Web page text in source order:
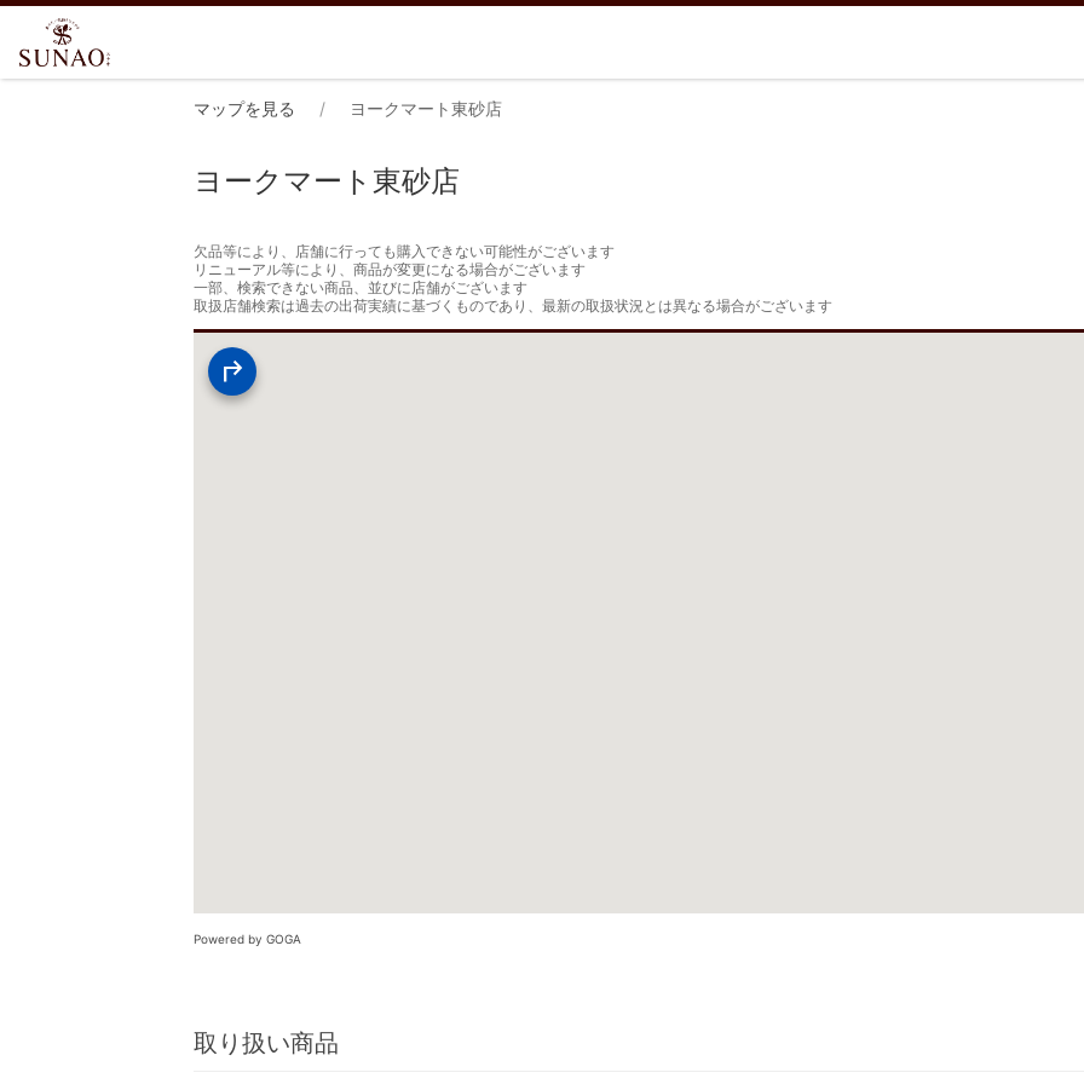
マップを見る ヨークマート東砂店
ヨークマート東砂店
欠品等により、店舗に行っても購入できない可能性がございます
リニューアル等により、商品が変更になる場合がございます
一部、検索できない商品、並びに店舗がございます
取扱店舗検索は過去の出荷実績に基づくものであり、最新の取扱状況とは異なる場合がございます
Powered by GOGA
取り扱い商品